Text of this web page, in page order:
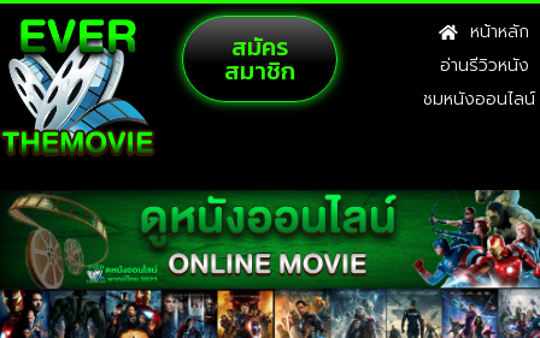
สมัคร
สมาชิก
หน้าหลัก
อ่านรีวิวหนัง
ชมหนังออนไลน์